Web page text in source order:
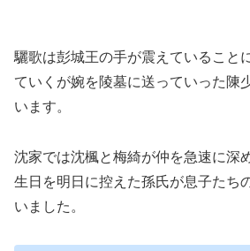
驪歌は彭城王の手が震えていること
ていくが婉を陵墓に送っていった陳
います。
沈家では沈楓と梅綺が仲を急速に深
生日を明日に控えた孫氏が息子たち
いました。